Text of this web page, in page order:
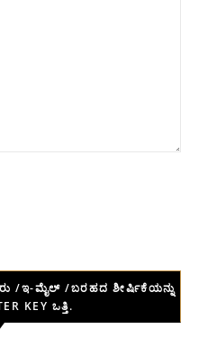
/ಇ-ಮೈಲ್ /ಬರಹದ ಶೀರ್ಷಿಕೆಯನ್ನು
KEY ಒತ್ತಿ.